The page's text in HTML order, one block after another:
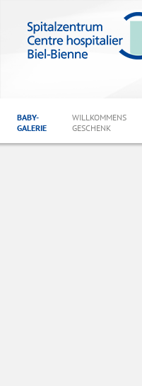
BABY-
GALERIE
WILLKOMMENS
GESCHENK